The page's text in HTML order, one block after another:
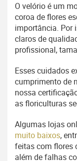
O velório é um
coroa de flores
importância. Por
claros de
profissional,
Esses cuidados
cumprimento de
nossa
as floriculturas
Algumas lojas
muito baixos,
feitas com flores
além de falhas